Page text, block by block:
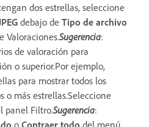
dos estrellas, seleccione
debajo de Tipo de archivo
Valoraciones.Sugerencia:
de valoración para
o superior.Por ejemplo,
para mostrar todos los
o más estrellas.Seleccione
panel Filtro.Sugerencia:
o Contraer todo del menú